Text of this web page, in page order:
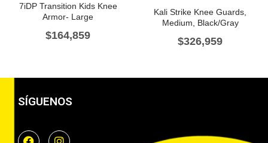
7iDP Transition Kids Knee
Armor- Large
$164,859
Kali Strike Knee Guards,
Medium, Black/Gray
$326,959
SÍGUENOS